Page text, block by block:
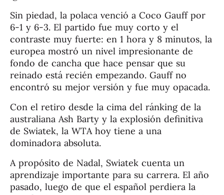
Sin piedad, la polaca venció a Coco Gauff por
6-1 y 6-3. El partido fue muy corto y el
contraste muy fuerte: en 1 hora y 8 minutos, la
europea mostró un nivel impresionante de
fondo de cancha que hace pensar que su
reinado está recién empezando. Gauff no
encontró su mejor versión y fue muy opacada.
Con el retiro desde la cima del ránking de la
australiana Ash Barty y la explosión definitiva
de Swiatek, la WTA hoy tiene a una
dominadora absoluta.
A propósito de Nadal, Swiatek cuenta un
aprendizaje importante para su carrera. El año
pasado, luego de que el español perdiera la